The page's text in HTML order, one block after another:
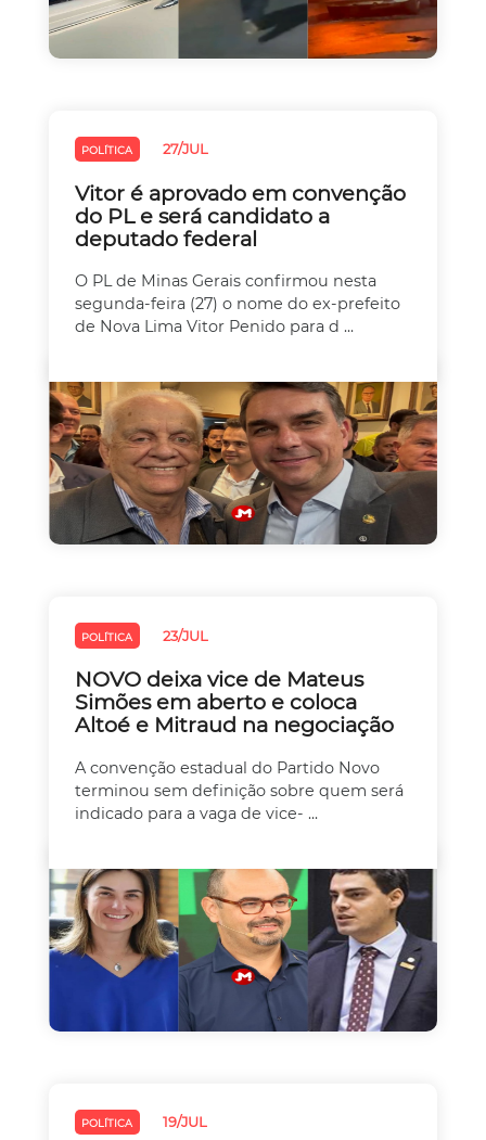
POLÍTICA 27/JUL
Vitor é aprovado em convenção
do PL e será candidato a
deputado federal
O PL de Minas Gerais confirmou nesta
segunda-feira (27) o nome do ex-prefeito
de Nova Lima Vitor Penido para d ...
POLÍTICA 23/JUL
NOVO deixa vice de Mateus
Simões em aberto e coloca
Altoé e Mitraud na negociação
A convenção estadual do Partido Novo
terminou sem definição sobre quem será
indicado para a vaga de vice- ...
POLÍTICA 19/JUL